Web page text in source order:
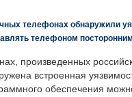
телефонах обнаружили
телефоном посторонним
произведенных
встроенная
обеспечения